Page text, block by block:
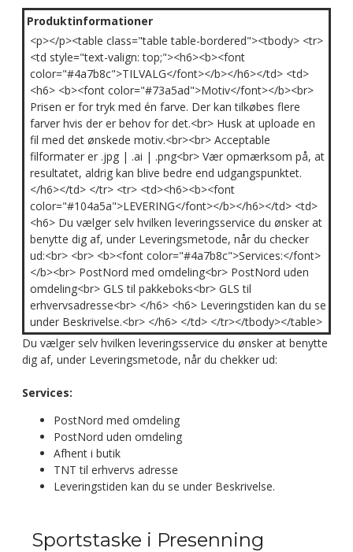
Produktinformationer
<p></p><table class="table table-bordered"><tbody> <tr>
<td style="text-valign: top;"><h6><b><font
color="#4a7b8c">TILVALG</font></b></h6></td> <td>
<h6> <b><font color="#73a5ad">Motiv</font></b><br>
Prisen er for tryk med én farve. Der kan tilkøbes flere
farver hvis der er behov for det.<br> Husk at uploade en
fil med det ønskede motiv.<br><br> Acceptable
filformater er .jpg | .ai | .png<br> Vær opmærksom på, at
resultatet, aldrig kan blive bedre end udgangspunktet.
</h6></td> </tr> <tr> <td><h6><b><font
color="#104a5a">LEVERING</font></b></h6></td> <td>
<h6> Du vælger selv hvilken leveringsservice du ønsker at
benytte dig af, under Leveringsmetode, når du checker
ud:<br> <br> <b><font color="#4a7b8c">Services:</font>
</b><br> PostNord med omdeling<br> PostNord uden
omdeling<br> GLS til pakkeboks<br> GLS til
erhvervsadresse<br> </h6> <h6> Leveringstiden kan du se
under Beskrivelse.<br> </h6> </td> </tr></tbody></table>
Du vælger selv hvilken leveringsservice du ønsker at benytte
dig af, under Leveringsmetode, når du chekker ud:
Services:
PostNord med omdeling
PostNord uden omdeling
Afhent i butik
TNT til erhvervs adresse
Leveringstiden kan du se under Beskrivelse.
Sportstaske i Presenning